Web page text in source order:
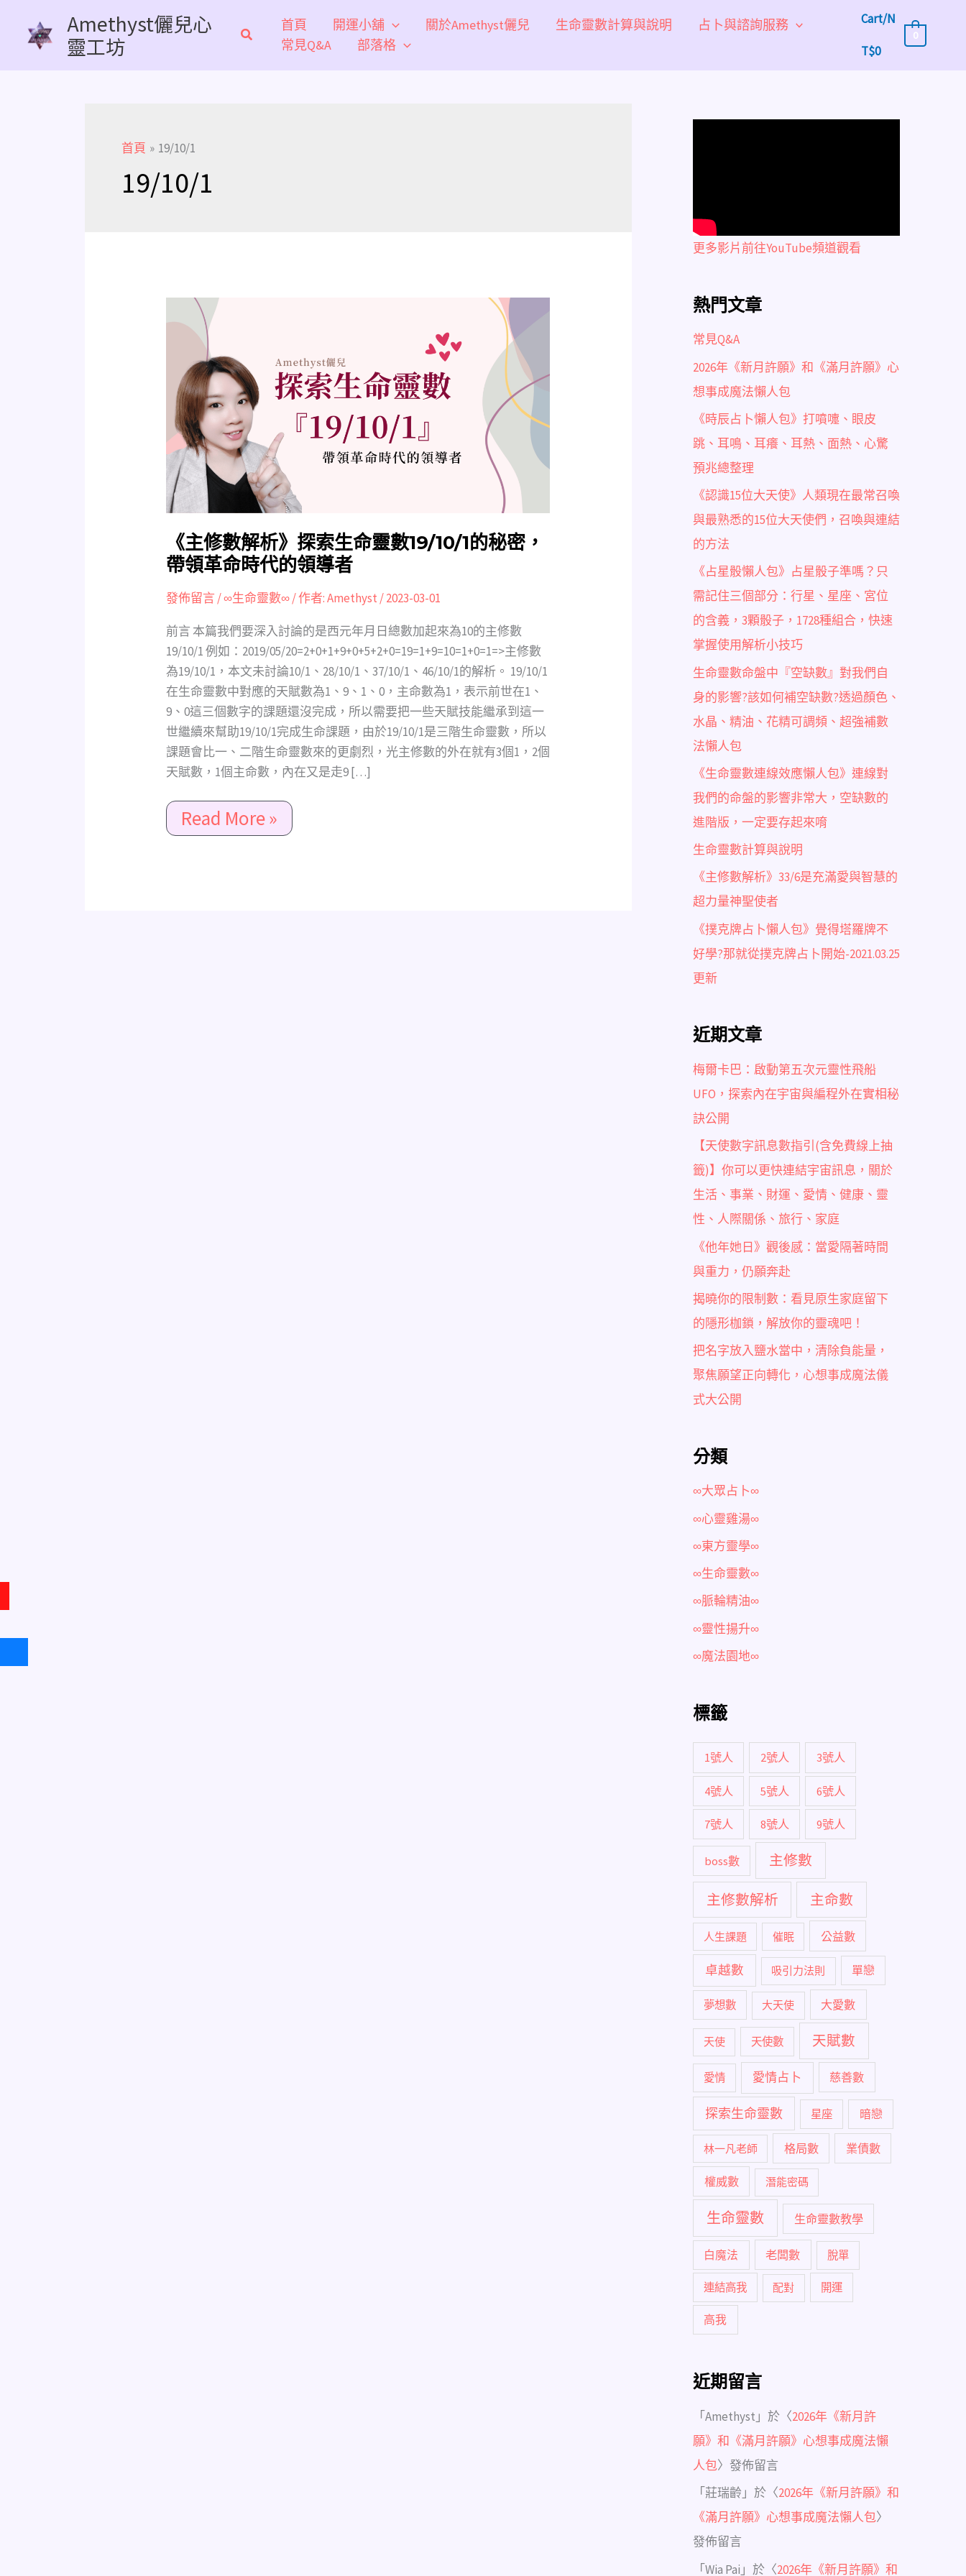
Amethyst儷兒心
靈工坊
首頁 開運小舖 關於Amethyst儷兒 生命靈數計算與說明
占卜與諮詢服務
常見Q&A
部落格
Cart/N
T$0
0
首頁 19/10/1
19/10/1
《主修數解析》探索生命靈數19/10/1的秘密，
帶領革命時代的領導者
發佈留言/∞生命靈數∞/ 作者:Amethyst /2023-03-01
前言 本篇我們要深入討論的是西元年月日總數加起來為10的主修數
19/10/1 例如：2019/05/20=2+0+1+9+0+5+2+0=19=1+9=10=1+0=1=>主修數
為19/10/1，本文未討論10/1、28/10/1、37/10/1、46/10/1的解析。 19/10/1
在生命靈數中對應的天賦數為1、9、1、0，主命數為1，表示前世在1、
9、0這三個數字的課題還沒完成，所以需要把一些天賦技能繼承到這一
世繼續來幫助19/10/1完成生命課題，由於19/10/1是三階生命靈數，所以
課題會比一、二階生命靈數來的更劇烈，光主修數的外在就有3個1，2個
天賦數，1個主命數，內在又是走9 […]
《主
修
數
解
析》
探
索
生
命
靈
數
19/10/1
的
秘
密，
帶
革
命
時
代
的
領
導
者
Read More »
更多影片前往YouTube頻道觀看
熱門文章
常見Q&A
2026年《新月許願》和《滿月許願》心
想事成魔法懶人包
《時辰占卜懶人包》打噴嚏、眼皮
跳、耳鳴、耳癢、耳熱、面熱、心驚
預兆總整理
《認識15位大天使》人類現在最常召喚
與最熟悉的15位大天使們，召喚與連結
的方法
《占星骰懶人包》占星骰子準嗎？只
需記住三個部分：行星、星座、宮位
的含義，3顆骰子，1728種組合，快速
掌握使用解析小技巧
生命靈數命盤中『空缺數』對我們自
身的影響?該如何補空缺數?透過顏色、
水晶、精油、花精可調頻、超強補數
法懶人包
《生命靈數連線效應懶人包》連線對
我們的命盤的影響非常大，空缺數的
進階版，一定要存起來唷
生命靈數計算與說明
《主修數解析》33/6是充滿愛與智慧的
超力量神聖使者
《撲克牌占卜懶人包》覺得塔羅牌不
好學?那就從撲克牌占卜開始-2021.03.25
更新
近期文章
梅爾卡巴：啟動第五次元靈性飛船
UFO，探索內在宇宙與編程外在實相秘
訣公開
【天使數字訊息數指引(含免費線上抽
籤)】你可以更快連結宇宙訊息，關於
生活、事業、財運、愛情、健康、靈
性、人際關係、旅行、家庭
《他年她日》觀後感：當愛隔著時間
與重力，仍願奔赴
揭曉你的限制數：看見原生家庭留下
的隱形枷鎖，解放你的靈魂吧！
把名字放入鹽水當中，清除負能量，
聚焦願望正向轉化，心想事成魔法儀
式大公開
分類
∞大眾占卜∞
∞心靈雞湯∞
∞東方靈學∞
∞生命靈數∞
∞脈輪精油∞
∞靈性揚升∞
∞魔法園地∞
標籤
1號人 2號人 3號人
4號人 5號人 6號人
7號人 8號人 9號人
boss數 主修數
主修數解析 主命數
人生課題 催眠 公益數
卓越數 吸引力法則 單戀
夢想數 大天使 大愛數
天使 天使數 天賦數
愛情 愛情占卜 慈善數
探索生命靈數 星座 暗戀
林一凡老師 格局數 業債數
權威數 潛能密碼
生命靈數 生命靈數教學
白魔法 老闆數 脫單
連結高我 配對 開運
高我
近期留言
「Amethyst 」於〈2026年《新月許
願》和《滿月許願》心想事成魔法懶
人包〉發佈留言
「莊瑞齡 」於〈2026年《新月許願》和
《滿月許願》心想事成魔法懶人包〉
發佈留言
「Wia Pai 」於〈2026年《新月許願》和